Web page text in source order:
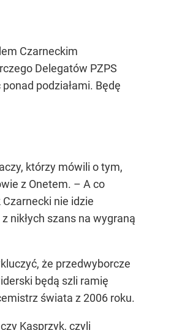
Czarneckim
Delegatów PZPS
podziałami. Będę
którzy mówili o tym,
z Onetem. – A co
nie idzie
nikłych szans na wygraną
że przedwyborcze
będą szli ramię
świata z 2006 roku.
Kasprzyk, czyli